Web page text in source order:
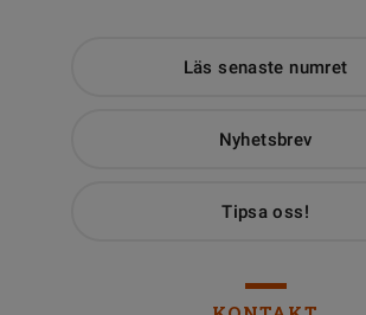
Läs senaste numret
Nyhetsbrev
Tipsa oss!